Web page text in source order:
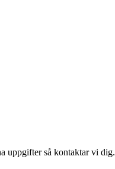
uppgifter så kontaktar vi dig.